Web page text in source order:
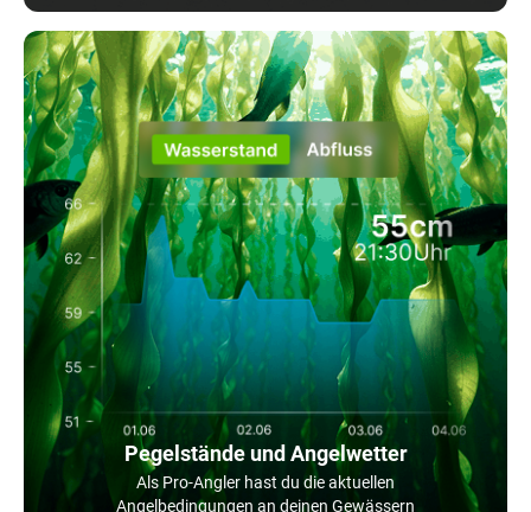
Pegelstände und Angelwetter
Als Pro-Angler hast du die aktuellen
Angelbedingungen an deinen Gewässern